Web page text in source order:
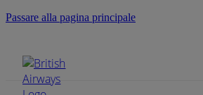
Passare alla pagina principale